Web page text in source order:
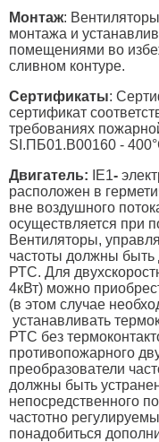
Монтаж:
монтажа и
помещениями во
сливном контуре.
Сертификаты:
сертификат
требованиях
SI.ПБ01.В00160 -
Двигатель:
IE1-
расположен в
вне воздушного
осуществляется при
Вентиляторы,
частоты должны быть
РТС. Для
4кВт) можно
(в этом случае
устанавливать
РТС без
противопожарного
преобразователи
должны быть
непосредственного
частотно
понадобиться